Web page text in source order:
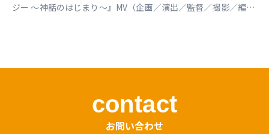
ジー ～神話のはじまり～』MV（企画／演出／監督／撮影／編
contact
お問い合わせ